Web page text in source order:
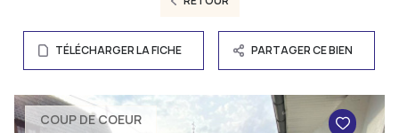
TÉLÉCHARGER LA FICHE PARTAGER CE BIEN
COUP DE COEUR